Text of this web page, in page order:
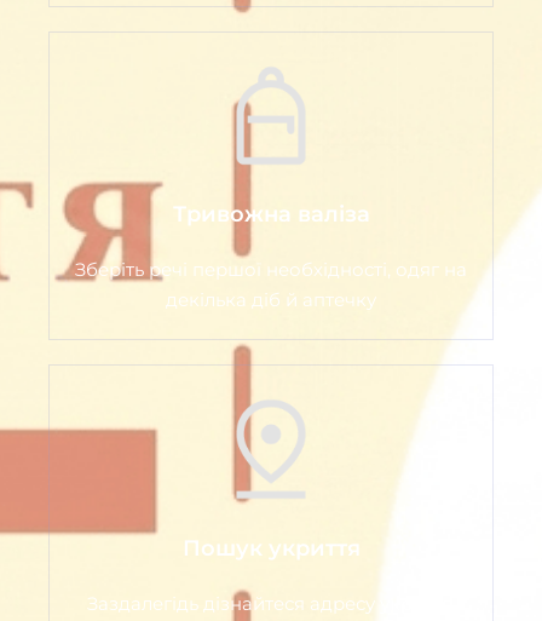
Тривожна валіза
Зберіть речі першої необхідності, одяг на
декілька діб й аптечку
Пошук укриття
Заздалегідь дізнайтеся адресу укриття,